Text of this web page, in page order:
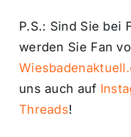
P.S.: Sind Sie bei
werden Sie Fan
uns auch auf
Threads!